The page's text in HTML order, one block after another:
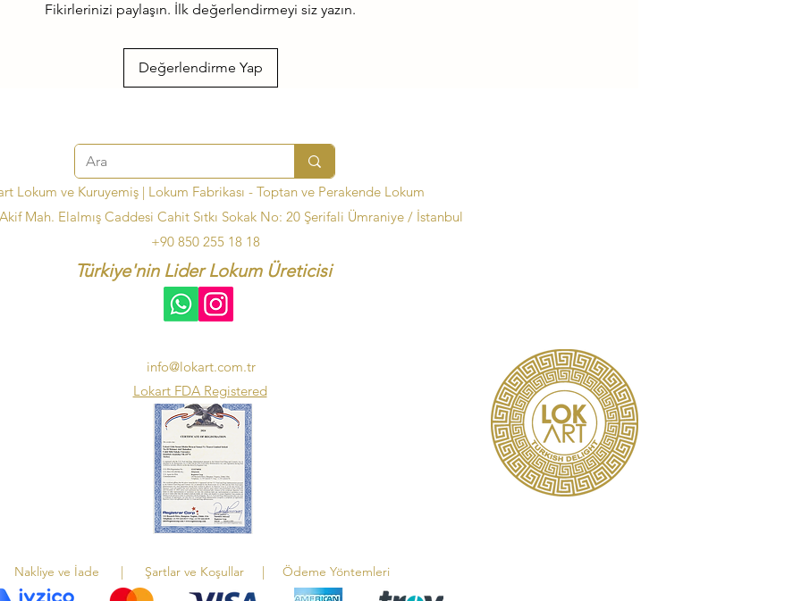
Fikirlerinizi paylaşın. İlk değerlendirmeyi siz yazın.
Değerlendirme Yap
Lokum ve Kuruyemiş | Lokum Fabrikası - Toptan ve Perakende Lokum
Mah. Elalmış Caddesi Cahit Sıtkı Sokak No: 20 Şerifali Ümraniye / İstanbul
+90 850 255 18 18
Türkiye'nin Lider Lokum Üreticisi
info@lokart.com.tr
Lokart FDA Registered
Nakliye ve İade | Şartlar ve Koşullar | Ödeme Yöntemleri